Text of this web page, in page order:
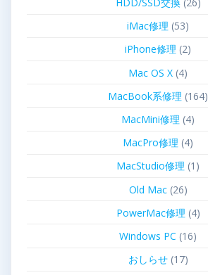
iMac修理 (53)
iPhone修理 (2)
Mac OS X (4)
MacBook系修理 (164)
MacMini修理 (4)
MacPro修理 (4)
MacStudio修理 (1)
Old Mac(26)
PowerMac修理 (4)
Windows PC (16)
おしらせ(17)